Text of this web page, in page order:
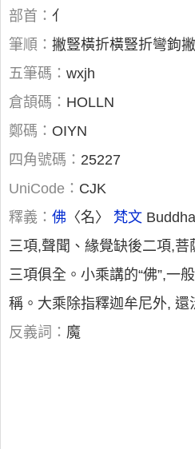
部首： 亻
筆順： 撇豎橫折橫豎折彎鉤
五筆碼： wxjh
倉頡碼： HOLLN
鄭碼： OIYN
四角號碼： 25227
UniCode： CJK
釋義： 佛 〈名〉 梵文
三項,聲聞、緣覺缺後二項,
三項俱全。小乘講的“佛”,一
稱。大乘除指釋迦牟尼外, 還
反義詞： 魔